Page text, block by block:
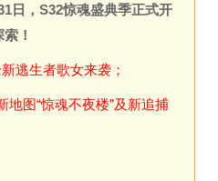
日，S32惊魂盛典季正式开
！
逃生者歌女来袭；
地图“惊魂不夜楼”及新追捕